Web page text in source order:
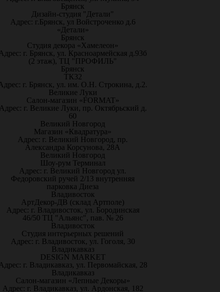
Брянск
Дизайн-студия "Детали"
Адрес: г.Брянск, ул Войстроченко д.6
«Детали»
Брянск
Студия декора «Хамелеон»
г. Брянск, ул. Красноармейская д.93б
(2 этаж), ТЦ "ПРОФИЛЬ"
Брянск
ТК32
г. Брянск, ул. им. О.Н. Строкина, д.2.
Великие Луки
Салон-магазин «FORMAT»
г. Великие Луки, пр. Октябрьский д.
60
Великий Новгород
Магазин «Квадратура»
Адрес: г. Великий Новгород, пр.
Александра Корсунова, 28А
Великий Новгород
Шоу-рум Терминал
Адрес: г. Великий Новгород ул.
Федоровский ручей 2/13 внутренняя
парковка Диеза
Владивосток
АртДекор-ДВ (склад Артполе)
Адрес: г. Владивосток, ул. Бородинская
46/50 ТЦ "Альянс", пав. № 26
Владивосток
Студия интерьерных решений
Адрес: г. Владивосток, ул. Гоголя, 30
Владикавказ
DESIGN MARKET
г. Владикавказ, ул. Первомайская, 28
Владикавказ
Салон-магазин «Лепные Декоры»
Адрес: г. Владикавказ, ул. Ардонская, 182